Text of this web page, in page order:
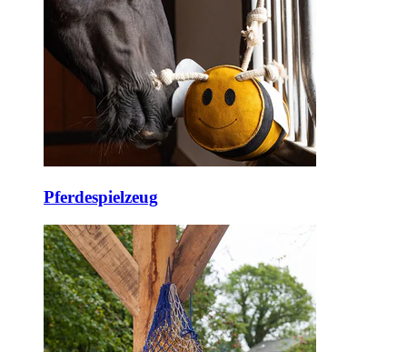
Pferdespielzeug